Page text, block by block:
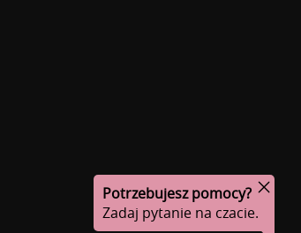
Potrzebujesz pomocy?
Zadaj pytanie na czacie.